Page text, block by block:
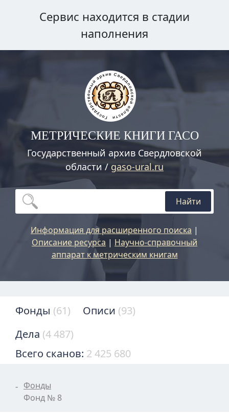
Сервис находится в стадии
наполнения
МЕТРИЧЕСКИЕ КНИГИ ГАСО
Государственный архив Свердловской
области / gaso-ural.ru
Найти
Информация для расширенного поиска |
Описание ресурса | Научно-справочный
аппарат к метрическим книгам
Фонды (61) Описи (93)
Дела (4 487)
Всего сканов: 2 425 680
Фонды
Фонд № 8